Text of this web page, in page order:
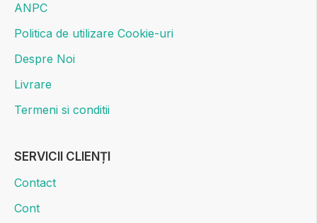
ANPC
Politica de utilizare Cookie-uri
Despre Noi
Livrare
Termeni si conditii
SERVICII CLIENȚI
Contact
Cont